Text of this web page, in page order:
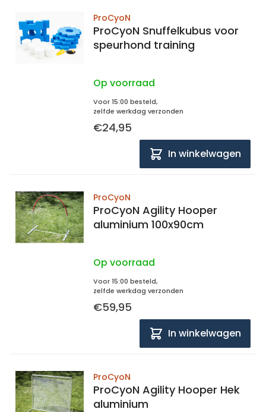
ProCyoN
ProCyoN Snuffelkubus voor
speurhond training
Op voorraad
Voor 15:00 besteld,
zelfde werkdag verzonden
€24,95
In winkelwagen
ProCyoN
ProCyoN Agility Hooper
aluminium 100x90cm
Op voorraad
Voor 15:00 besteld,
zelfde werkdag verzonden
€59,95
In winkelwagen
ProCyoN
ProCyoN Agility Hooper Hek
aluminium